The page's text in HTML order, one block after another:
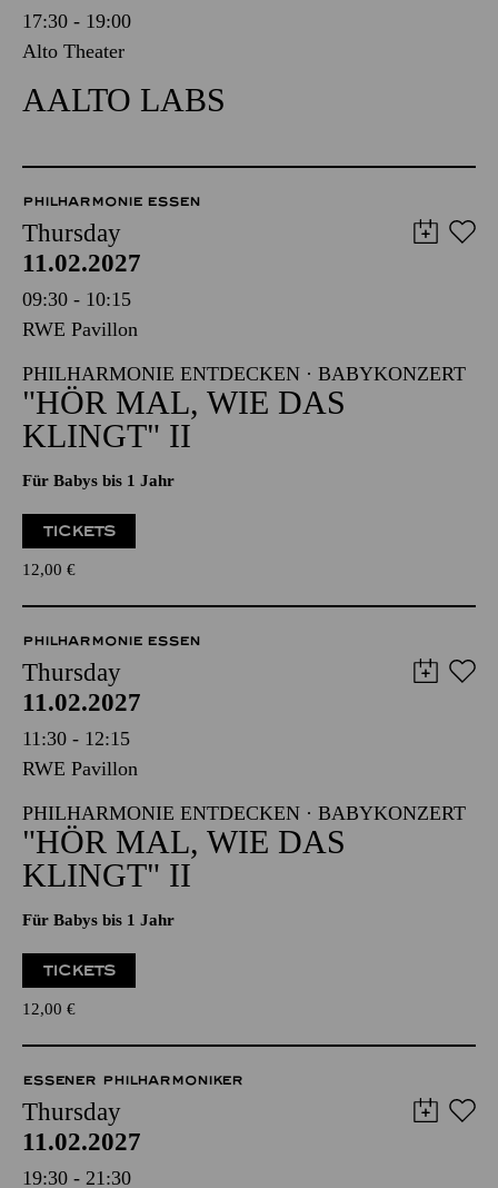
17:30 - 19:00
Alto Theater
AALTO LABS
PHILHARMONIE ESSEN
Thursday
11.02.2027
09:30 - 10:15
RWE Pavillon
PHILHARMONIE ENTDECKEN · BABYKONZERT
"HÖR MAL, WIE DAS
KLINGT" II
Für Babys bis 1 Jahr
TICKETS
12,00 €
PHILHARMONIE ESSEN
Thursday
11.02.2027
11:30 - 12:15
RWE Pavillon
PHILHARMONIE ENTDECKEN · BABYKONZERT
"HÖR MAL, WIE DAS
KLINGT" II
Für Babys bis 1 Jahr
TICKETS
12,00 €
ESSENER PHILHARMONIKER
Thursday
11.02.2027
19:30 - 21:30